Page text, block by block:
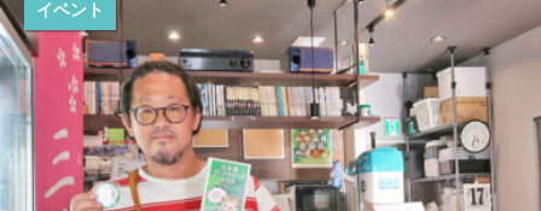
イベント